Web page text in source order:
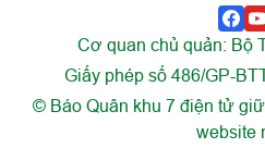
Cơ quan chủ quản: Bộ
Giấy phép số 486/GP-
© Báo Quân khu 7 điện tử
website